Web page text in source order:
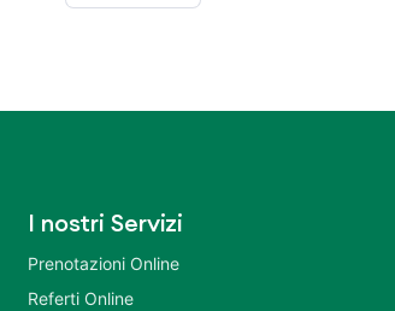
I nostri Servizi
Prenotazioni Online
Referti Online